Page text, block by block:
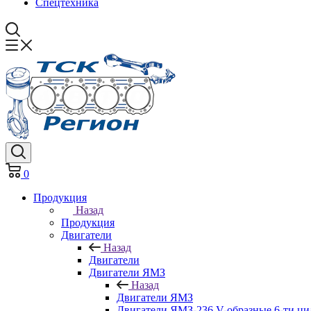
Спецтехника
0
Продукция
Назад
Продукция
Двигатели
Назад
Двигатели
Двигатели ЯМЗ
Назад
Двигатели ЯМЗ